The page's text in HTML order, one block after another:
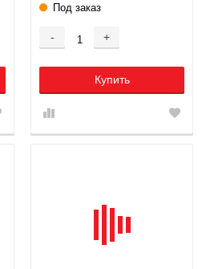
Под заказ
- +
Купить